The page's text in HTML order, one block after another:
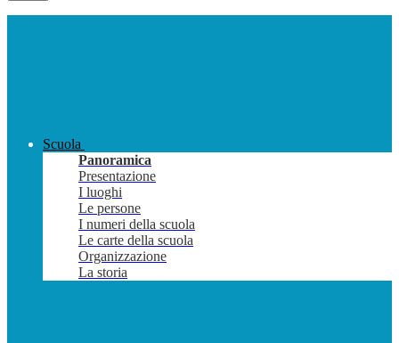
Scuola
Panoramica
Presentazione
I luoghi
Le persone
I numeri della scuola
Le carte della scuola
Organizzazione
La storia